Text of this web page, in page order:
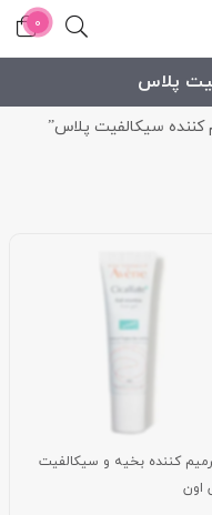
0
پلاس
سیکالفیت پلاس”
27%
کننده بخیه و سیکالفیت
اون